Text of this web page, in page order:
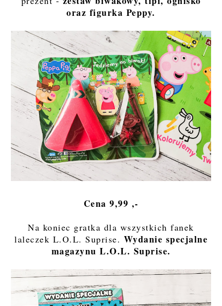
oraz figurka Peppy.
Cena 9,99 ,-
Na koniec gratka dla wszystkich fanek
laleczek L.O.L. Suprise. Wydanie specjalne
magazynu L.O.L. Suprise.